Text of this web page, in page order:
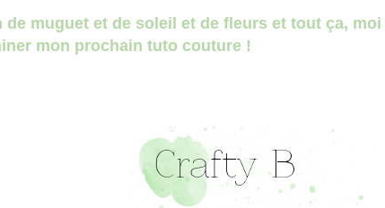
muguet et de soleil et de fleurs et tout ça, moi
mon prochain tuto couture !